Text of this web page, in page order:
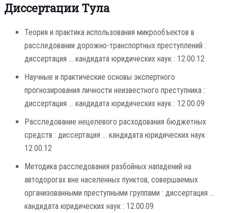
Диссертации Тула
Теория и практика использования микрообъектов в
расследовании дорожно-транспортных преступлений :
диссертация ... кандидата юридических наук : 12.00.12
Научные и практические основы экспертного
прогнозирования личности неизвестного преступника :
диссертация ... кандидата юридических наук : 12.00.09
Расследование нецелевого расходования бюджетных
средств : диссертация ... кандидата юридических наук :
12.00.12
Методика расследования разбойных нападений на
автодорогах вне населенных пунктов, совершаемых
организованными преступными группами : диссертация ...
кандидата юридических наук : 12.00.09